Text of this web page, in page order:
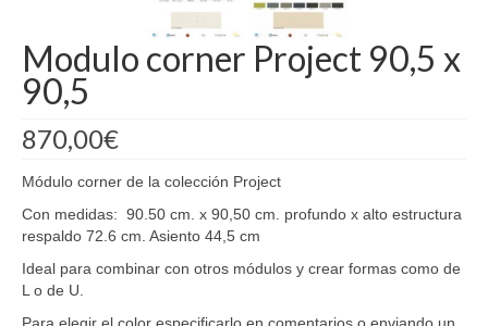
Modulo corner Project 90,5 x
90,5
870,00€
Módulo corner de la colección Project
Con medidas: 90.50 cm. x 90,50 cm. profundo x alto estructura
respaldo 72.6 cm. Asiento 44,5 cm
Ideal para combinar con otros módulos y crear formas como de
L o de U.
Para elegir el color especificarlo en comentarios o enviando un